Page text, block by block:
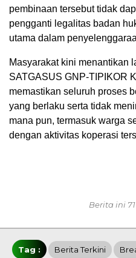
pembinaan tersebut tidak
pengganti legalitas badan
utama dalam
Masyarakat kini menantikan
SATGASUS GNP-TIPIKOR
memastikan seluruh proses
yang berlaku serta tidak
mana pun, termasuk warga
dengan aktivitas koperasi
Berita ini
Tag : Berita Terkini